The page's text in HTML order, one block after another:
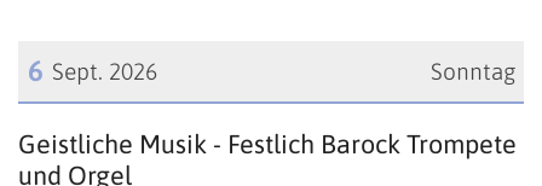
Sonntag
6 Sept. 2026
Datum: 6. September 2026
Geistliche Musik - Festlich Barock Trompete
und Orgel